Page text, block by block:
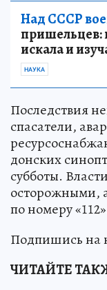
Над СССР
пришельцев:
искала и
НАУКА
Последствия
спасатели,
донских
субботы.
осторожными,
по номеру
Подпишись на
ЧИТАЙТЕ